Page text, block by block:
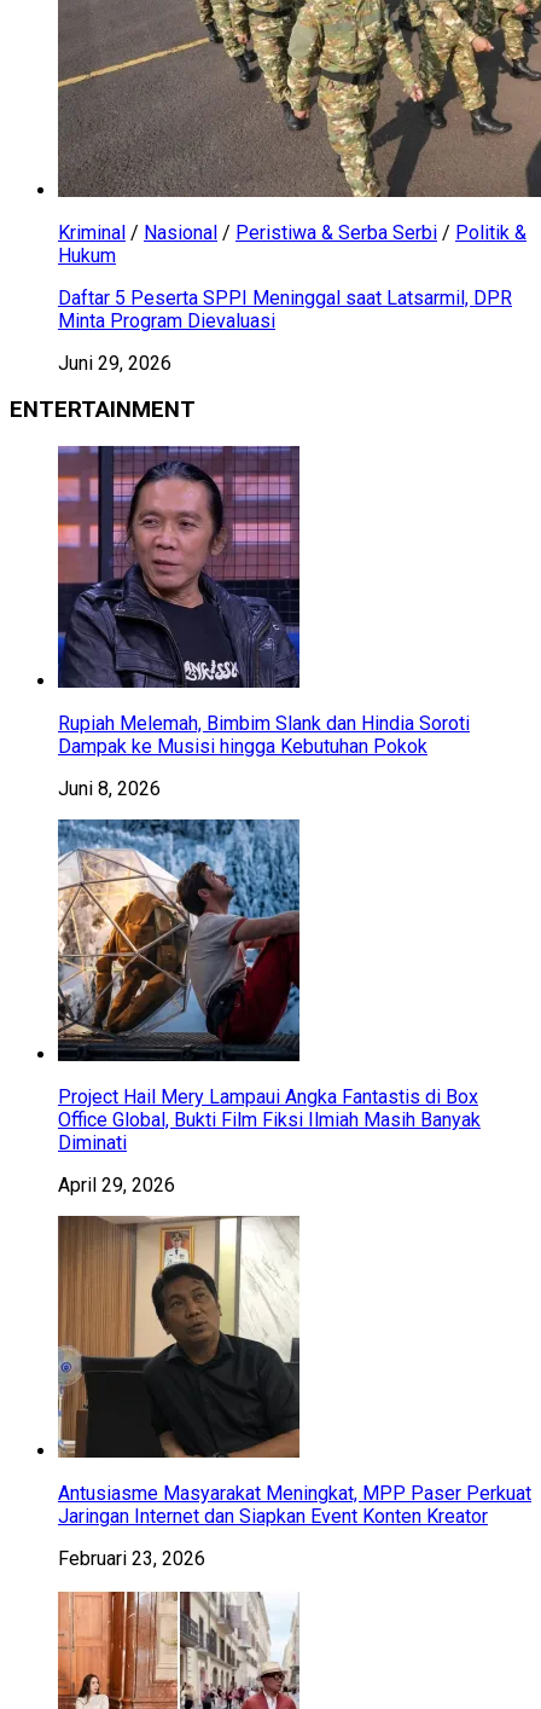
Kriminal / Nasional / Peristiwa & Serba Serbi / Politik &
Hukum
Daftar 5 Peserta SPPI Meninggal saat Latsarmil, DPR
Minta Program Dievaluasi
Juni 29, 2026
ENTERTAINMENT
Rupiah Melemah, Bimbim Slank dan Hindia Soroti
Dampak ke Musisi hingga Kebutuhan Pokok
Juni 8, 2026
Project Hail Mery Lampaui Angka Fantastis di Box
Office Global, Bukti Film Fiksi Ilmiah Masih Banyak
Diminati
April 29, 2026
Antusiasme Masyarakat Meningkat, MPP Paser Perkuat
Jaringan Internet dan Siapkan Event Konten Kreator
Februari 23, 2026